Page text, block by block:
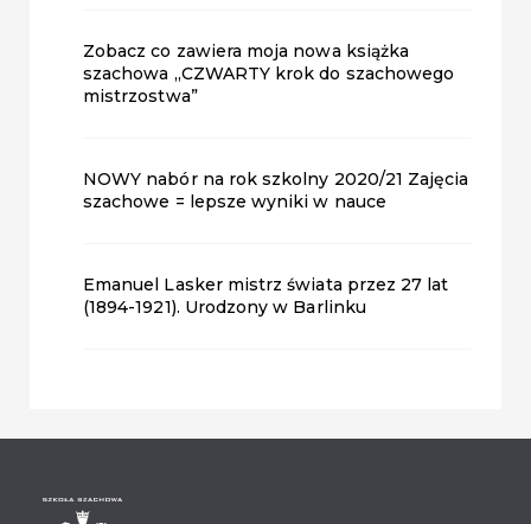
Zobacz co zawiera moja nowa książka
szachowa „CZWARTY krok do szachowego
mistrzostwa”
NOWY nabór na rok szkolny 2020/21 Zajęcia
szachowe = lepsze wyniki w nauce
Emanuel Lasker mistrz świata przez 27 lat
(1894-1921). Urodzony w Barlinku